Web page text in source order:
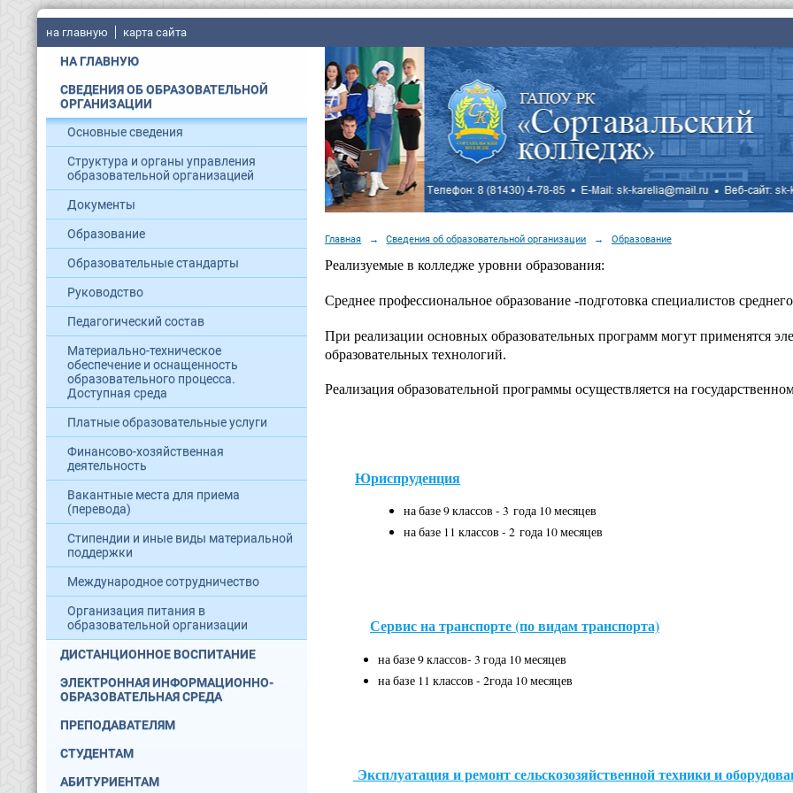
на главную карта сайта
НА ГЛАВНУЮ
СВЕДЕНИЯ ОБ ОБРАЗОВАТЕЛЬНОЙ
ОРГАНИЗАЦИИ
Основные сведения
Структура и органы управления
образовательной организацией
Документы
Образование
Образовательные стандарты
Руководство
Педагогический состав
Материально-техническое
обеспечение и оснащенность
образовательного процесса.
Доступная среда
Платные образовательные услуги
Финансово-хозяйственная
деятельность
Вакантные места для приема
(перевода)
Стипендии и иные виды материальной
поддержки
Международное сотрудничество
Организация питания в
образовательной организации
ДИСТАНЦИОННОЕ ВОСПИТАНИЕ
ЭЛЕКТРОННАЯ ИНФОРМАЦИОННО-
ОБРАЗОВАТЕЛЬНАЯ СРЕДА
ПРЕПОДАВАТЕЛЯМ
СТУДЕНТАМ
АБИТУРИЕНТАМ
Главная → Сведения об образовательной организации → Образование
Реализуемые в колледже уровни образования:
Среднее профессиональное образование -подготовка специалистов
При реализации основных образовательных программ могут применятся
образовательных технологий.
Реализация образовательной программы осуществляется на
Юриспруденция
на базе 9 классов - 3 года 10 месяцев
на базе 11 классов - 2 года 10 месяцев
Сервис на транспорте (по видам транспорта)
на базе 9 классов- 3 года 10 месяцев
на базе 11 классов - 2года 10 месяцев
Эксплуатация и ремонт сельскозозяйственной техники и